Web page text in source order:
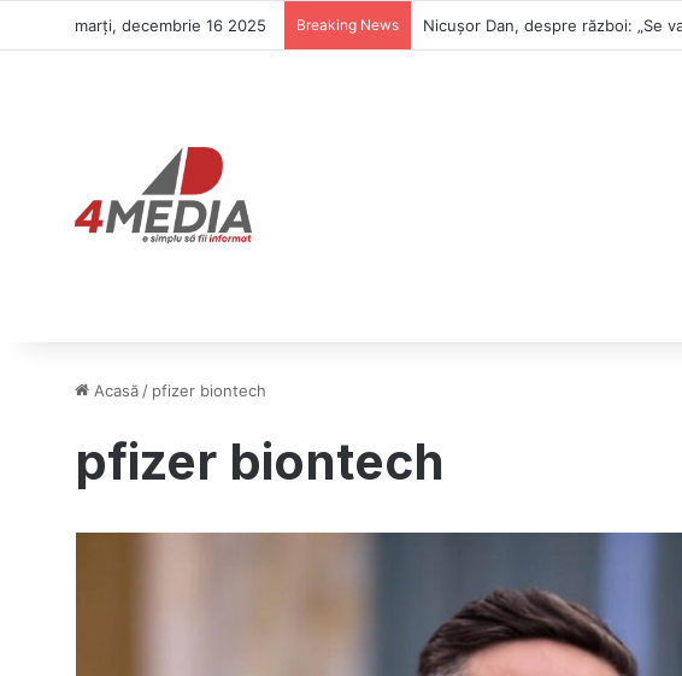
marți, decembrie 16 2025 Breaking News Nicușor Dan, despre război: „Se
Acasă / pfizer biontech
pfizer biontech